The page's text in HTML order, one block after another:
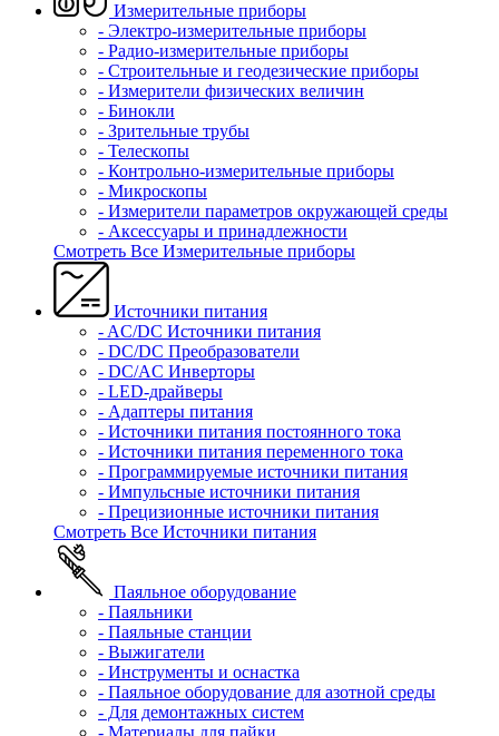
Измерительные приборы
- Электро-измерительные приборы
- Радио-измерительные приборы
- Строительные и геодезические приборы
- Измерители физических величин
- Бинокли
- Зрительные трубы
- Телескопы
- Контрольно-измерительные приборы
- Микроскопы
- Измерители параметров окружающей среды
- Аксессуары и принадлежности
Смотреть Все Измерительные приборы
Источники питания
- AC/DC Источники питания
- DC/DC Преобразователи
- DC/AC Инверторы
- LED-драйверы
- Адаптеры питания
- Источники питания постоянного тока
- Источники питания переменного тока
- Программируемые источники питания
- Импульсные источники питания
- Прецизионные источники питания
Смотреть Все Источники питания
Паяльное оборудование
- Паяльники
- Паяльные станции
- Выжигатели
- Инструменты и оснастка
- Паяльное оборудование для азотной среды
- Для демонтажных систем
- Материалы для пайки